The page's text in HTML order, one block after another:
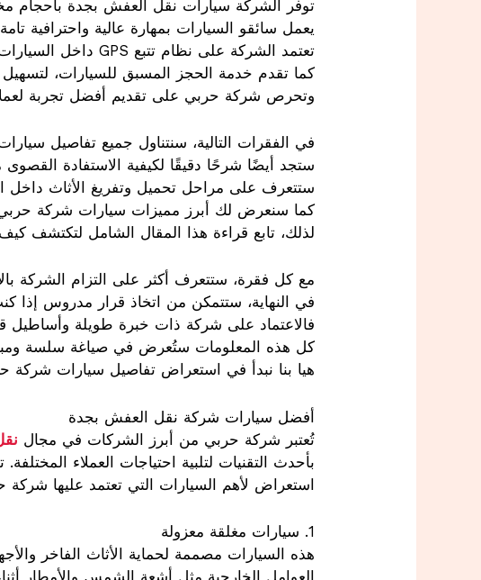
توفر الشركة سيارات نقل العفش بجدة بأحجام
يعمل سائقو السيارات بمهارة عالية واحترافية
تعتمد الشركة على نظام تتبع GPS داخل السيارات، مما يعزز الدقة في الوصول ويمنح العملاء راحة البال.
كما تقدم خدمة الحجز المسبق للسيارات، لتسهيل
وتحرص شركة حربي على تقديم أفضل تجربة
في الفقرات التالية، سنتناول جميع تفاصيل
ستجد أيضًا شرحًا دقيقًا لكيفية الاستفادة
ستتعرف على مراحل تحميل وتفريغ الأثاث داخل
كما سنعرض لك أبرز مميزات سيارات شركة حربي
لذلك، تابع قراءة هذا المقال الشامل لتكتشف
مع كل فقرة، ستتعرف أكثر على التزام الشركة
في النهاية، ستتمكن من اتخاذ قرار مدروس
فالاعتماد على شركة ذات خبرة طويلة وأساطيل
كل هذه المعلومات ستُعرض في صياغة سلسة
هيا بنا نبدأ في استعراض تفاصيل سيارات شركة
أفضل سيارات شركة نقل العفش بجدة
تُعتبر شركة حربي من أبرز الشركات في مجال
استعراض لأهم السيارات التي تعتمد عليها شركة
1. سيارات مغلقة معزولة